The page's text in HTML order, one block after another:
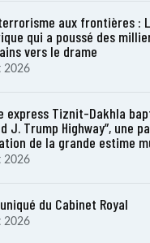
aux frontières :
qui a poussé des
vers le drame
2026
express Tiznit-Dakhla
J. Trump Highway”, une
de la grande estime
2026
du Cabinet Royal
2026